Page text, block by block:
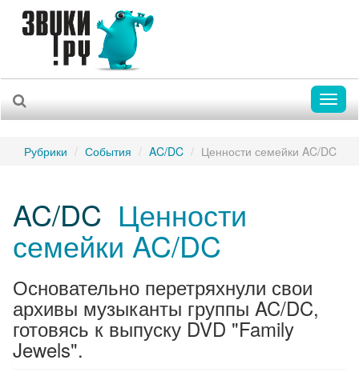
Рубрики События AC/DC Ценности семейки AC/DC
AC/DC Ценности
семейки AC/DC
Основательно перетряхнули свои
архивы музыканты группы AC/DC,
готовясь к выпуску DVD "Family
Jewels".